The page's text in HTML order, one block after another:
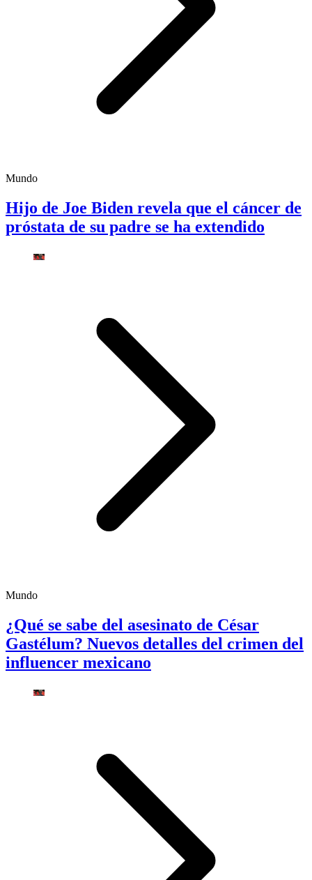
Mundo
Hijo de Joe Biden revela que el cáncer de
próstata de su padre se ha extendido
Mundo
¿Qué se sabe del asesinato de César
Gastélum? Nuevos detalles del crimen del
influencer mexicano